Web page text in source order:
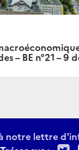
– BE n°21 – 9
notre lettre